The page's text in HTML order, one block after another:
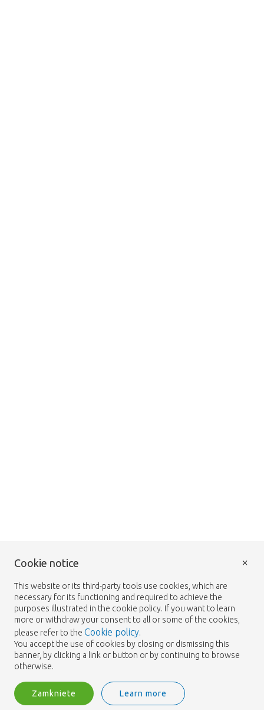
Cookie notice
This website or its third-party tools use cookies, which are
necessary for its functioning and required to achieve the
purposes illustrated in the cookie policy. If you want to learn
more or withdraw your consent to all or some of the cookies,
please refer to the Cookie policy.
You accept the use of cookies by closing or dismissing this
banner, by clicking a link or button or by continuing to browse
otherwise.
Zamkniete Learn more
×